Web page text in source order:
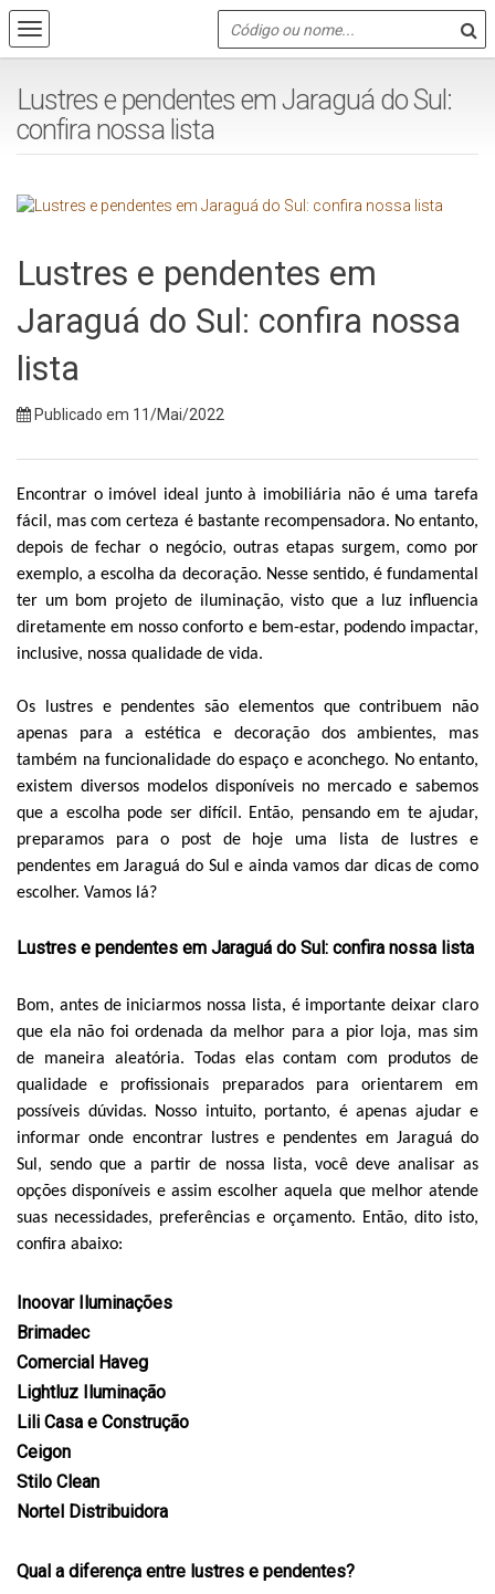
Lustres e pendentes em Jaraguá do Sul:
confira nossa lista
Lustres e pendentes em
Jaraguá do Sul: confira nossa
lista
Publicado em 11/Mai/2022
Encontrar o imóvel ideal junto à imobiliária não é uma tarefa
fácil, mas com certeza é bastante recompensadora. No entanto,
depois de fechar o negócio, outras etapas surgem, como por
exemplo, a escolha da decoração. Nesse sentido, é fundamental
ter um bom projeto de iluminação, visto que a luz influencia
diretamente em nosso conforto e bem-estar, podendo impactar,
inclusive, nossa qualidade de vida.
Os lustres e pendentes são elementos que contribuem não
apenas para a estética e decoração dos ambientes, mas
também na funcionalidade do espaço e aconchego. No entanto,
existem diversos modelos disponíveis no mercado e sabemos
que a escolha pode ser difícil. Então, pensando em te ajudar,
preparamos para o post de hoje uma lista de lustres e
pendentes em Jaraguá do Sul e ainda vamos dar dicas de como
escolher. Vamos lá?
Lustres e pendentes em Jaraguá do Sul: confira nossa lista
Bom, antes de iniciarmos nossa lista, é importante deixar claro
que ela não foi ordenada da melhor para a pior loja, mas sim
de maneira aleatória. Todas elas contam com produtos de
qualidade e profissionais preparados para orientarem em
possíveis dúvidas. Nosso intuito, portanto, é apenas ajudar e
informar onde encontrar lustres e pendentes em Jaraguá do
Sul, sendo que a partir de nossa lista, você deve analisar as
opções disponíveis e assim escolher aquela que melhor atende
suas necessidades, preferências e orçamento. Então, dito isto,
confira abaixo:
Inoovar Iluminações
Brimadec
Comercial Haveg
Lightluz Iluminação
Lili Casa e Construção
Ceigon
Stilo Clean
Nortel Distribuidora
Qual a diferença entre lustres e pendentes?